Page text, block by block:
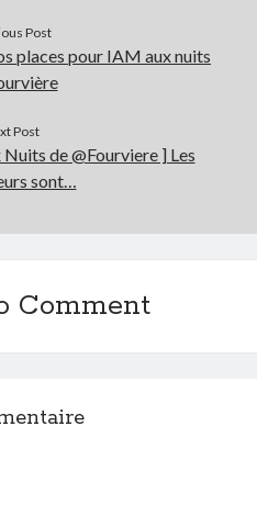
Post
places pour IAM aux nuits
Post
de @Fourviere ] Les
sont…
Comment